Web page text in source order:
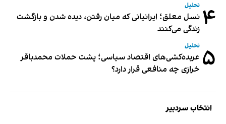
۴ تحلیل
نسل معلق؛ ایرانیانی که میان رفتن، دیده شدن و بازگشت
زندگی می‌کنند
۵ تحلیل
عربده‌کشی‌های اقتصاد سیاسی؛ پشت حملات محمدباقر
خرازی چه منافعی قرار دارد؟
انتخاب سردبیر